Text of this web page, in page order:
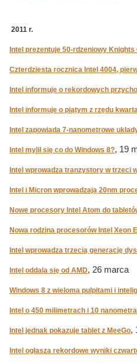
2011 r.
Intel prezentuje 50-rdzeniowy Knights
Czterdziesta rocznica Intel 4004,
Intel informuje o rekordowych
Intel informuje o piątym z rzędu
Intel zapowiada 7-nanometrowe
Intel mylił się co do Windows 8?, 19
Intel wprowadza tranzystory w trzeci
Intel i Micron wprowadzają 20nm
Nowe procesory Intel Atom do
Nowa rodzina procesorów Intel Xeon
Intel wprowadza trzecią generację
Intel oddala się od AMD, 26 marca
Windows 8 z wieloma pulpitami i
Intel o 450 milimetrach i 10
Intel jednak pokazuje tablet z MeeGo,
Intel ogłasza rekordowe wyniki